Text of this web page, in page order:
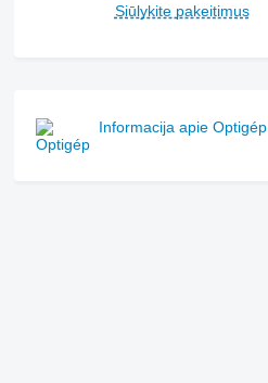
Siūlykite pakeitimus
Informacija apie Optigép